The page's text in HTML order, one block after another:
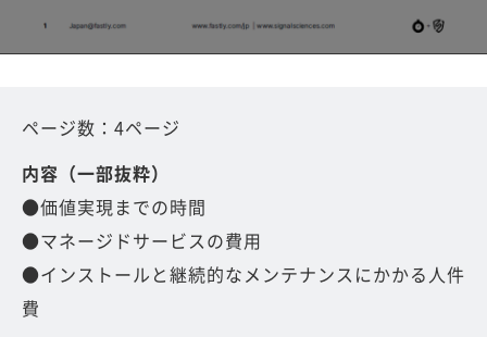
ページ数：4ページ
内容（一部抜粋）
●価値実現までの時間
●マネージドサービスの費用
●インストールと継続的なメンテナンスにかかる人件
費